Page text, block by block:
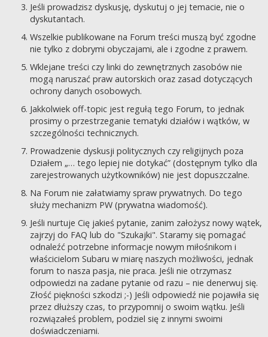
Jeśli prowadzisz dyskusję, dyskutuj o jej temacie, nie o
dyskutantach.
Wszelkie publikowane na Forum treści muszą być zgodne
nie tylko z dobrymi obyczajami, ale i zgodne z prawem.
Wklejane treści czy linki do zewnętrznych zasobów nie
mogą naruszać praw autorskich oraz zasad dotyczących
ochrony danych osobowych.
Jakkolwiek off-topic jest regułą tego Forum, to jednak
prosimy o przestrzeganie tematyki działów i wątków, w
szczególności technicznych.
Prowadzenie dyskusji politycznych czy religijnych poza
Działem „… tego lepiej nie dotykać” (dostępnym tylko dla
zarejestrowanych użytkowników) nie jest dopuszczalne.
Na Forum nie załatwiamy spraw prywatnych. Do tego
służy mechanizm PW (prywatna wiadomość).
Jeśli nurtuje Cię jakieś pytanie, zanim założysz nowy wątek,
zajrzyj do FAQ lub do "Szukajki". Staramy się pomagać
odnaleźć potrzebne informacje nowym miłośnikom i
właścicielom Subaru w miarę naszych możliwości, jednak
forum to nasza pasja, nie praca. Jeśli nie otrzymasz
odpowiedzi na zadane pytanie od razu – nie denerwuj się.
Złość piękności szkodzi ;-) Jeśli odpowiedź nie pojawiła się
przez dłuższy czas, to przypomnij o swoim wątku. Jeśli
rozwiązałeś problem, podziel się z innymi swoimi
doświadczeniami.